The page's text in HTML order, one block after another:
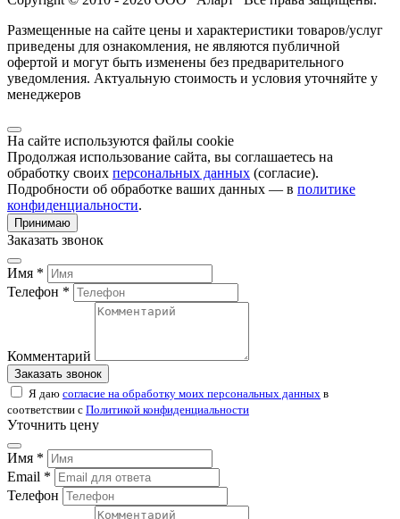
Размещенные на сайте цены и характеристики товаров/услуг
приведены для ознакомления, не являются публичной
офертой и могут быть изменены без предварительного
уведомления. Актуальную стоимость и условия уточняйте у
менеджеров
На сайте используются файлы cookie
Продолжая использование сайта, вы соглашаетесь на
обработку своих персональных данных (согласие).
Подробности об обработке ваших данных — в политике
конфиденциальности.
Принимаю
Заказать звонок
Имя *
Телефон *
Комментарий
Заказать звонок
Я даю согласие на обработку моих персональных данных в
соответствии с Политикой конфиденциальности
Уточнить цену
Имя *
Email *
Телефон